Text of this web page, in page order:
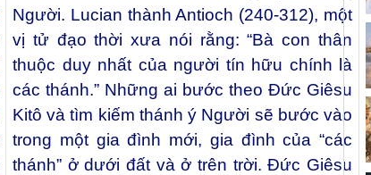
Người. Lucian thành Antioch (240-312), một
vị tử đạo thời xưa nói rằng: “Bà con thân
thuộc duy nhất của người tín hữu chính là
các thánh.” Những ai bước theo Đức Giêsu
Kitô và tìm kiếm thánh ý Người sẽ bước vào
trong một gia đình mới, gia đình của “các
thánh” ở dưới đất và ở trên trời. Đức Giêsu